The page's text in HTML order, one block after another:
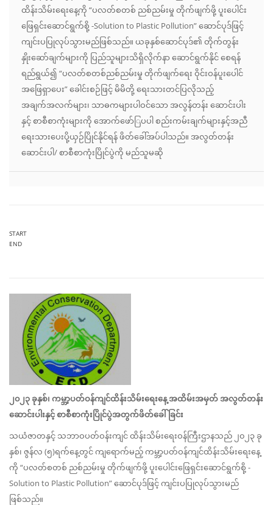
ထိန်းသိမ်းရေးနေ့ကို “ပလတ်စတစ် ညစ်ညမ်းမှု တိုက်ဖျက်ဖို့ ပူးပေါင်း
ဖြေရှင်းဆောင်ရွက်စို့ -Solution to Plastic Pollution” ဆောင်ပုဒ်ဖြင့်
ကျင်းပပြုလုပ်သွားမည်ဖြစ်သည်။ ယခုနှစ်ဆောင်ပုဒ်၏ တိုက်တွန်း
နှိုးဆော်ချက်များကို ပြည်သူများသိရှိလိုက်နာ ဆောင်ရွက်နိုင် စေရန်
ရည်ရွယ်၍ “ပလတ်စတစ်ညစ်ညမ်းမှု တိုက်ဖျက်ရေး ဝိုင်းဝန်ပူးပေါင်
အဖြေရှာပေး” ခေါင်းစဉ်ဖြင့် မိမိတို့ ရေးသားတင်ပြလိုသည့်
အချက်အလက်များ၊ သာဓကများပါဝင်သော အလွန်တန်း ဆောင်းပါး
နှင့် စာစီစာကုံးများကို အောက်ဖော်ြပပါ စည်းကမ်းချက်များနှင့်အညီ
ရေးသားပေးပို့ယှဉ်ပြိုင်နိုင်ရန် ဖိတ်ခေါ်အပ်ပါသည်။ အလွတ်တန်း
ဆောင်းပါ/ စာစီစာကုံးပြိုင်ပွဲကို မည်သူမဆို
START
END
၂၀၂၃ ခုနှစ်၊ ကမ္ဘာ့ပတ်ဝန်ကျင်ထိန်းသိမ်းရေးနေ့ အထိမ်းအမှတ် အလွတ်တန်း
ဆောင်းပါးနှင့် စာစီစာကုံးပြိုင်ပွဲအတွက်ဖိတ်ခေါ်ခြင်း
သယံဇာတနှင့် သဘာဝပတ်ဝန်းကျင် ထိန်းသိမ်းရေးဝန်ကြီးဌာနသည် ၂၀၂၃ ခု
နှစ်၊ ဇွန်လ (၅)ရက်နေ့တွင် ကျရောက်မည့် ကမ္ဘာ့ပတ်ဝန်ကျင်ထိန်းသိမ်းရေးနေ့
ကို “ပလတ်စတစ် ညစ်ညမ်းမှု တိုက်ဖျက်ဖို့ ပူးပေါင်းဖြေရှင်းဆောင်ရွက်စို့ -
Solution to Plastic Pollution” ဆောင်ပုဒ်ဖြင့် ကျင်းပပြုလုပ်သွားမည်
ဖြစ်သည်။